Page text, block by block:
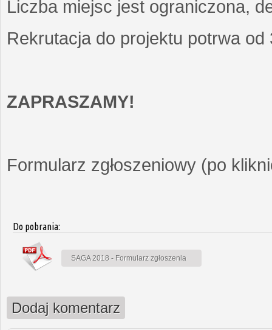
Liczba miejsc jest ograniczona,
Rekrutacja do projektu potrwa
ZAPRASZAMY!
Formularz zgłoszeniowy (po
Do pobrania:
SAGA 2018 - Formularz zgłoszenia
Dodaj komentarz